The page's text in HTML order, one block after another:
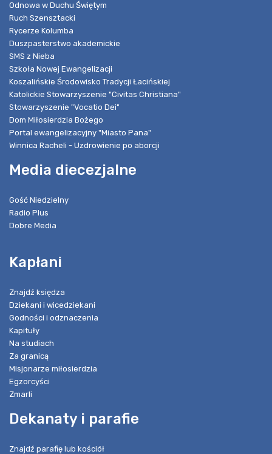
Odnowa w Duchu Świętym
Ruch Szensztacki
Rycerze Kolumba
Duszpasterstwo akademickie
SMS z Nieba
Szkoła Nowej Ewangelizacji
Koszalińskie Środowisko Tradycji Łacińskiej
Katolickie Stowarzyszenie "Civitas Christiana"
Stowarzyszenie "Vocatio Dei"
Dom Miłosierdzia Bożego
Portal ewangelizacyjny "Miasto Pana"
Winnica Racheli - Uzdrowienie po aborcji
Media diecezjalne
Gość Niedzielny
Radio Plus
Dobre Media
Kapłani
Znajdź księdza
Dziekani i wicedziekani
Godności i odznaczenia
Kapituły
Na studiach
Za granicą
Misjonarze miłosierdzia
Egzorcyści
Zmarli
Dekanaty i parafie
Znajdź parafię lub kościół